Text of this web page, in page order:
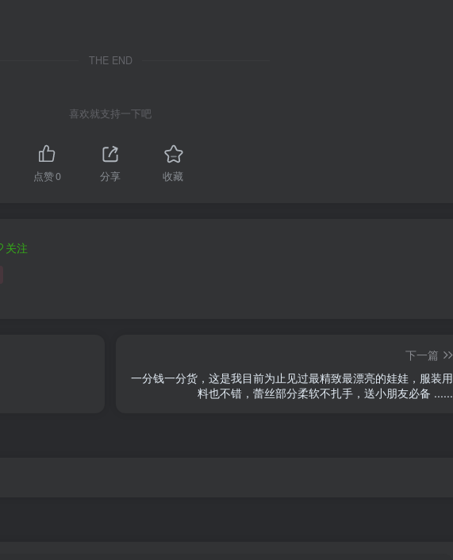
THE END
喜欢就支持一下吧
点赞0 分享 收藏
关注
下一篇
一分钱一分货，这是我目前为止见过最精致最漂亮的娃娃，服装用
料也不错，蕾丝部分柔软不扎手，送小朋友必备 ......